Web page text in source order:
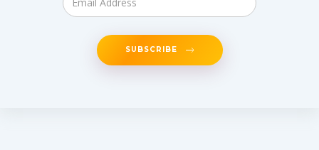
SUBSCRIBE